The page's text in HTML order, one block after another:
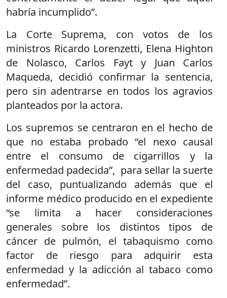
habría incumplido”.
La Corte Suprema, con votos de los
ministros Ricardo Lorenzetti, Elena Highton
de Nolasco, Carlos Fayt y Juan Carlos
Maqueda, decidió confirmar la sentencia,
pero sin adentrarse en todos los agravios
planteados por la actora.
Los supremos se centraron en el hecho de
que no estaba probado “el nexo causal
entre el consumo de cigarrillos y la
enfermedad padecida”, para sellar la suerte
del caso, puntualizando además que el
informe médico producido en el expediente
“se limita a hacer consideraciones
generales sobre los distintos tipos de
cáncer de pulmón, el tabaquismo como
factor de riesgo para adquirir esta
enfermedad y la adicción al tabaco como
enfermedad”.